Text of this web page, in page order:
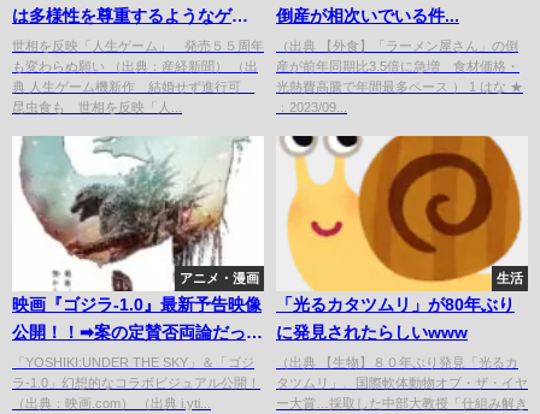
は多様性を尊重するようなゲー
ムになるらしい
世相を反映「人生ゲーム」 発売５５周年
も変わらぬ願い （出典：産経新聞） （出
典 人生ゲーム機新作 結婚せず進行可
昆虫食も 世相を反映「人...
倒産が相次いでいる件...
（出典 【外食】「ラーメン屋さん」の倒
産が前年同期比3.5倍に急増 食材価格・
光熱費高騰で年間最多ペース ） 1 はな ★
：2023/09...
アニメ・漫画
映画『ゴジラ-1.0』最新予告映像
公開！！➡︎案の定賛否両論だっ
た...
「YOSHIKI:UNDER THE SKY」＆「ゴジ
ラ-1.0」幻想的なコラボビジュアル公開！
（出典：映画.com） （出典 i.yti...
生活
「光るカタツムリ」が80年ぶり
に発見されたらしいwww
（出典 【生物】８０年ぶり発見「光るカ
タツムリ」、国際軟体動物オブ・ザ・イヤ
ー大賞…採取した中部大教授「仕組み解き